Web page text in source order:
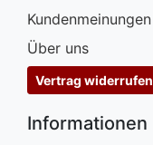
Kundenmeinungen
Über uns
Vertrag widerrufen
Informationen